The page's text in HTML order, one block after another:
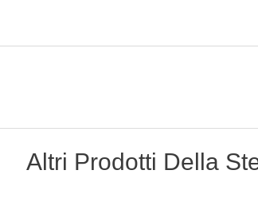
Altri Prodotti Della